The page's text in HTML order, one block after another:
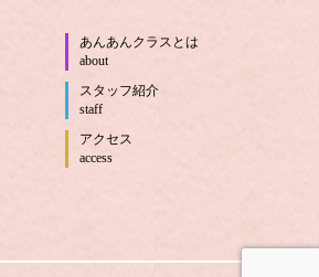
あんあんクラスとは
about
スタッフ紹介
staff
アクセス
access